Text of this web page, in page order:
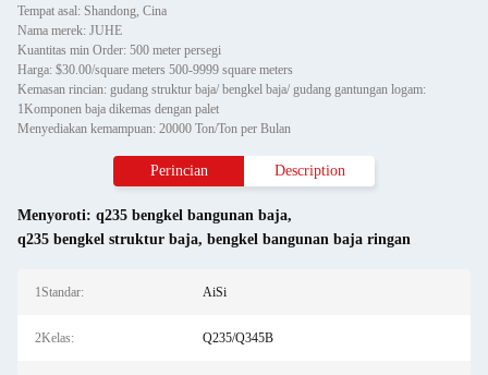
Tempat asal: Shandong, Cina
Nama merek: JUHE
Kuantitas min Order: 500 meter persegi
Harga: $30.00/square meters 500-9999 square meters
Kemasan rincian: gudang struktur baja/ bengkel baja/ gudang gantungan logam:
1Komponen baja dikemas dengan palet
Menyediakan kemampuan: 20000 Ton/Ton per Bulan
Perincian Description
Menyoroti: q235 bengkel bangunan baja,
q235 bengkel struktur baja, bengkel bangunan baja ringan
1Standar: AiSi
2Kelas: Q235/Q345B